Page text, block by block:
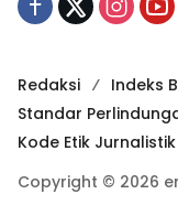
Redaksi Indeks
Standar
Kode Etik Jurnalistik
Copyright © 2026